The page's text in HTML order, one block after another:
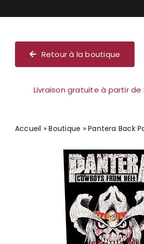
Retour à la boutique
Livraison gratuite à partir de
Accueil »Boutique »Pantera Back